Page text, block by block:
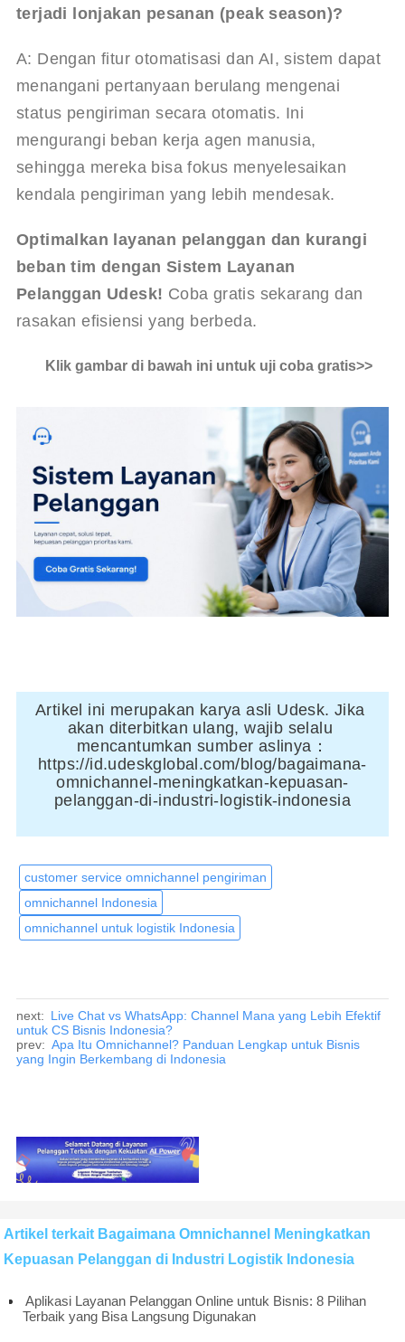
terjadi lonjakan pesanan (peak season)?
A: Dengan fitur otomatisasi dan AI, sistem dapat
menangani pertanyaan berulang mengenai
status pengiriman secara otomatis. Ini
mengurangi beban kerja agen manusia,
sehingga mereka bisa fokus menyelesaikan
kendala pengiriman yang lebih mendesak.
Optimalkan layanan pelanggan dan kurangi
beban tim dengan Sistem Layanan
Pelanggan Udesk! Coba gratis sekarang dan
rasakan efisiensi yang berbeda.
Klik gambar di bawah ini untuk uji coba gratis>>
Artikel ini merupakan karya asli Udesk. Jika
akan diterbitkan ulang, wajib selalu
mencantumkan sumber aslinya：
https://id.udeskglobal.com/blog/bagaimana-
omnichannel-meningkatkan-kepuasan-
pelanggan-di-industri-logistik-indonesia
customer service omnichannel pengiriman
omnichannel Indonesia
omnichannel untuk logistik Indonesia
next: Live Chat vs WhatsApp: Channel Mana yang Lebih Efektif
untuk CS Bisnis Indonesia?
prev: Apa Itu Omnichannel? Panduan Lengkap untuk Bisnis
yang Ingin Berkembang di Indonesia
Artikel terkait Bagaimana Omnichannel Meningkatkan
Kepuasan Pelanggan di Industri Logistik Indonesia
Aplikasi Layanan Pelanggan Online untuk Bisnis: 8 Pilihan
Terbaik yang Bisa Langsung Digunakan